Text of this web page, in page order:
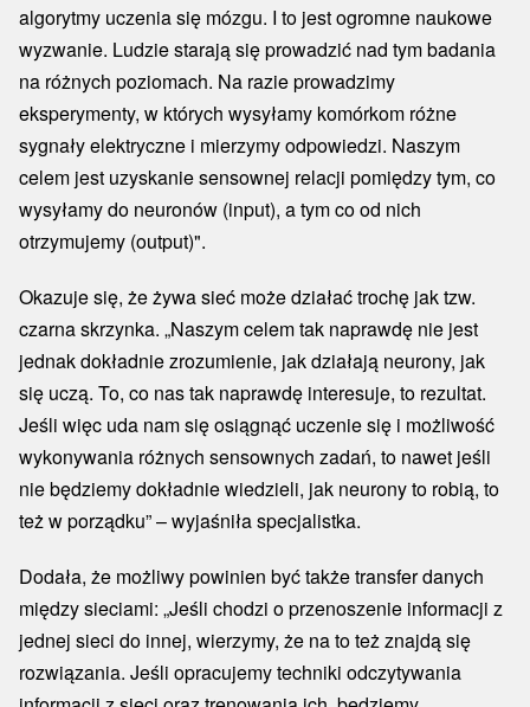
algorytmy uczenia się mózgu. I to jest ogromne naukowe
wyzwanie. Ludzie starają się prowadzić nad tym badania
na różnych poziomach. Na razie prowadzimy
eksperymenty, w których wysyłamy komórkom różne
sygnały elektryczne i mierzymy odpowiedzi. Naszym
celem jest uzyskanie sensownej relacji pomiędzy tym, co
wysyłamy do neuronów (input), a tym co od nich
otrzymujemy (output)".
Okazuje się, że żywa sieć może działać trochę jak tzw.
czarna skrzynka. „Naszym celem tak naprawdę nie jest
jednak dokładnie zrozumienie, jak działają neurony, jak
się uczą. To, co nas tak naprawdę interesuje, to rezultat.
Jeśli więc uda nam się osiągnąć uczenie się i możliwość
wykonywania różnych sensownych zadań, to nawet jeśli
nie będziemy dokładnie wiedzieli, jak neurony to robią, to
też w porządku” – wyjaśniła specjalistka.
Dodała, że możliwy powinien być także transfer danych
między sieciami: „Jeśli chodzi o przenoszenie informacji z
jednej sieci do innej, wierzymy, że na to też znajdą się
rozwiązania. Jeśli opracujemy techniki odczytywania